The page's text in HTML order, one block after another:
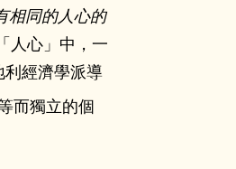
相同的人心的
人心」中，一
利經濟學派導
而獨立的個